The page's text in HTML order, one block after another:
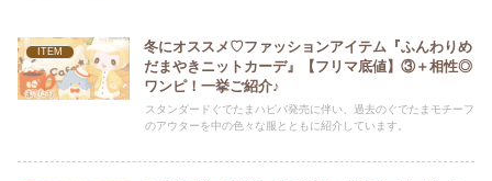
ITEM
冬にオススメ♡ファッションアイテム『ふんわりめ
だまやきニットカーデ』【フリマ底値】③＋相性◎
ワンピ！一挙ご紹介♪
スタンダードぐでたまハピバ発売に伴い、過去のぐでたまモチーフ
のアウターを中の色々な服とともに紹介しています。